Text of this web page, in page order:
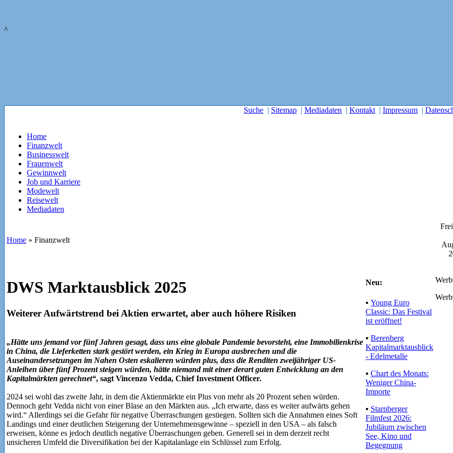
^
Suche | Sitemap | Mediadaten | Kontakt | Impressum |
Home
Finanzwelt
Businesswelt
Frauenwelt
Gewinnwelt
Job und Karriere
Modewelt
Reisewelt
Mediadaten
Home » Finanzwelt
DWS Marktausblick 2025
Weiterer Aufwärtstrend bei Aktien erwartet, aber auch höhere Risiken
„Hätte uns jemand vor fünf Jahren gesagt, dass uns eine globale Pandemie bevorsteht, eine Immobilienkrise
in China, die Lieferketten stark gestört werden, ein Krieg in Europa ausbrechen und die
Auseinandersetzungen im Nahen Osten eskalieren würden plus, dass die Renditen zweijähriger US-
Anleihen über fünf Prozent steigen würden, hätte niemand mit einer derart guten Entwicklung an den
Kapitalmärkten gerechnet“, sagt Vincenzo Vedda, Chief Investment Officer.
2024 sei wohl das zweite Jahr, in dem die Aktienmärkte ein Plus von mehr als 20 Prozent sehen würden.
Dennoch geht Vedda nicht von einer Blase an den Märkten aus. „Ich erwarte, dass es weiter aufwärts gehen
wird.“ Allerdings sei die Gefahr für negative Überraschungen gestiegen. Sollten sich die Annahmen eines Soft
Landings und einer deutlichen Steigerung der Unternehmensgewinne – speziell in den USA – als falsch
erweisen, könne es jedoch deutlich negative Überraschungen geben. Generell sei in dem derzeit recht
unsicheren Umfeld die Diversifikation bei der Kapitalanlage ein Schlüssel zum Erfolg.
Neu:
▪ Young Euro
Classic: Das Festival
ist eröffnet!
▪ Berenberg
Kapitalmarktausblick
- Edelmetalle
▪ Chart des Monats:
Weniger China-
Importe
▪ Starnberger
Filmfest 2026:
Jubiläum zwischen
See, Kino und
Begegnung